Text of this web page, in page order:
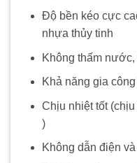
Độ bền kéo cực
nhựa thủy tinh
Không thấm
Khả năng gia
Chịu nhiệt tốt
)
Không dẫn điện